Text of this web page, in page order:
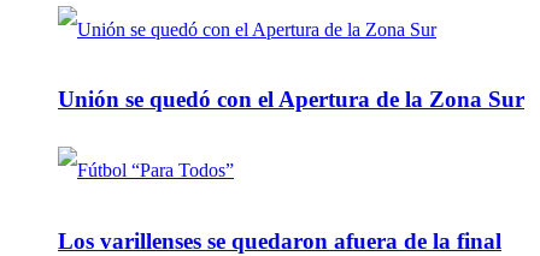
Unión se quedó con el Apertura de la Zona Sur
Los varillenses se quedaron afuera de la final